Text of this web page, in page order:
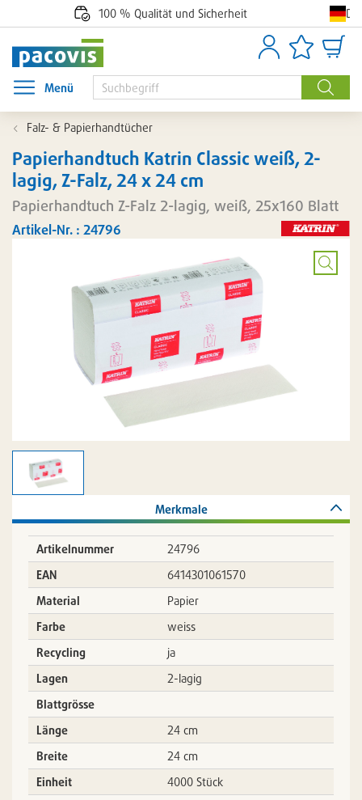
100 % Qualität und Sicherheit
Suche
AnmeldenArtikellisten
Menü
Menü öffnen
Falz- & Papierhandtücher
Papierhandtuch Katrin Classic weiß, 2-
lagig, Z-Falz, 24 x 24 cm
Papierhandtuch Z-Falz 2-lagig, weiß, 25x160 Blatt
Artikel-Nr. : 24796
Bild
Merkmale
Artikelnummer
24796
EAN
6414301061570
Material
Papier
Farbe
weiss
Recycling
ja
Lagen
2-lagig
Blattgrösse
Länge
24 cm
Breite
24 cm
Einheit
4000 Stück